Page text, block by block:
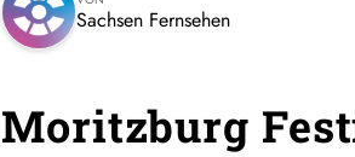
Sachsen Fernsehen
Moritzburg